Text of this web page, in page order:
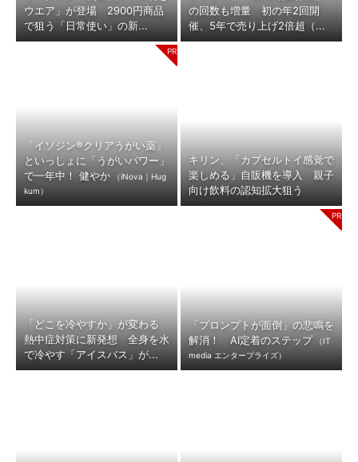
ウエア」が登場 2900円商品
で狙う「日常使い」の新...
の回数も増量 初の年2回開
催、5年で売り上げ2倍超（...
「イソジン®クリアうがい薬」
といっしょに「うがいパワー」
で一年中！ 健やか
（iNova｜Hug
kum）
キリン、「カプセルトイ感覚で
楽しめる」自販機を導入 親子
向け飲料の認知拡大狙う
「どこを冷やすか」が変わる
熱中症対策に新発想 全身を水
で冷やす「アイスバス」が...
「プロンプトが面倒」の悲鳴を
解消！ AI定着のステップ
（IT
media エンタープライズ）